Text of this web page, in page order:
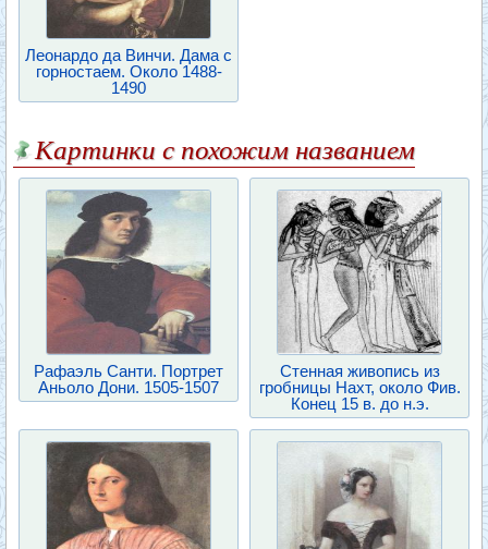
Леонардо да Винчи. Дама с
горностаем. Около 1488-
1490
Картинки с похожим названием
Рафаэль Санти. Портрет
Аньоло Дони. 1505-1507
Стенная живопись из
гробницы Нахт, около Фив.
Конец 15 в. до н.э.